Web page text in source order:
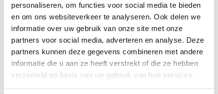
personaliseren, om functies voor social media te bieden
en om ons websiteverkeer te analyseren. Ook delen we
informatie over uw gebruik van onze site met onze
partners voor social media, adverteren en analyse. Deze
partners kunnen deze gegevens combineren met andere
informatie die u aan ze heeft verstrekt of die ze hebben
verzameld op basis van uw gebruik van hun services.
Op verlanglijstje
Specificaties
Merk Sit-On
Keuze stoffering Webbing